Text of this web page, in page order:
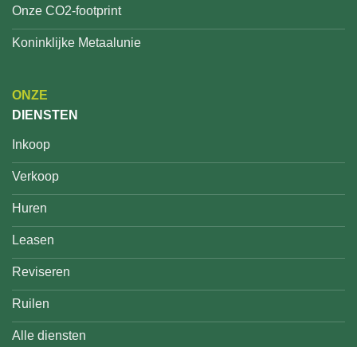
Onze CO2-footprint
Koninklijke Metaalunie
ONZE
DIENSTEN
Inkoop
Verkoop
Huren
Leasen
Reviseren
Ruilen
Alle diensten